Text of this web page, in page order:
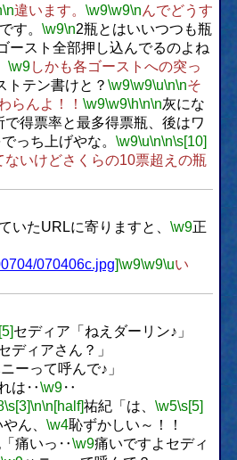
\n違います。 \w9\w9\nんでどうす
す。 \w9\n2瓶とはいいつつも瓶
ースト全部押し込んでるのよね
\w9しかも各ゴーストへの突っ
トテン書けと？ \w9\w9\u\n\nそ
んよ！！ \w9\w9\h\n\n灰にな
で得票率と最多得票瓶、後はワ
っち上げやな。 \w9\u\n\n\s[10]
ないけどさくらの10票超えの瓶
いたURLに寄りますと、 \w9正
070406c.jpg]\w9\w9\uい
セディア「ねえダーリン♪」
ディアさん？」
ーって呼んで♪」
は‥\w9‥
\s[3]\n\n[half]祐紀「は、 \w5\s[5]
ん、 \w4恥ずかしい～！！
痛いっ‥\w9痛いですよセディ